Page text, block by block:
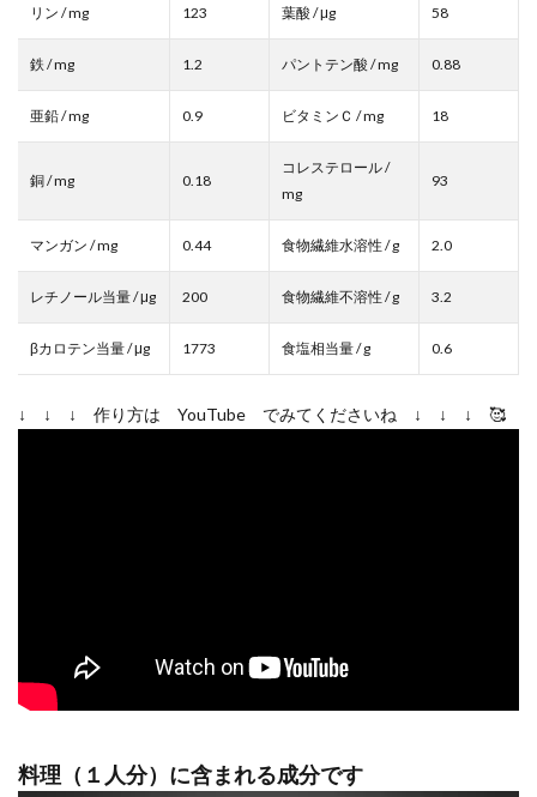
リン / mg 123 葉酸 / μg 58
鉄 / mg 1.2 パントテン酸 / mg 0.88
亜鉛 / mg 0.9 ビタミンＣ / mg 18
銅 / mg 0.18
コレステロール /
mg
93
マンガン / mg 0.44 食物繊維水溶性 / g 2.0
レチノール当量 / μg 200 食物繊維不溶性 / g 3.2
βカロテン当量 / μg 1773 食塩相当量 / g 0.6
↓ ↓ ↓ 作り方は YouTube でみてくださいね ↓ ↓ ↓ 🥰
料理（１人分）に含まれる成分です